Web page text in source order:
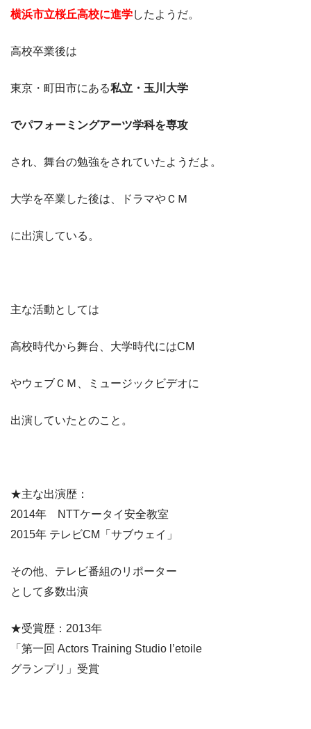
横浜市立桜丘高校に進学したようだ。
高校卒業後は
東京・町田市にある私立・玉川大学
でパフォーミングアーツ学科を専攻
され、舞台の勉強をされていたようだよ。
大学を卒業した後は、ドラマやＣＭ
に出演している。
主な活動としては
高校時代から舞台、大学時代にはCM
やウェブＣＭ、ミュージックビデオに
出演していたとのこと。
★主な出演歴：
2014年 NTTケータイ安全教室
2015年 テレビCM「サブウェイ」
その他、テレビ番組のリポーター
として多数出演
★受賞歴：2013年
「第一回 Actors Training Studio l’etoile
グランプリ」受賞